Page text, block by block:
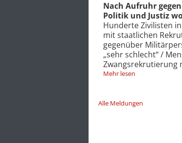
Russland und
agierende Drohnen
Massiver Einsatz
eigenständiger
Ukraine nutzte
Drohnen für
fordern Verbot
Mehr lesen
Alle Meldungen